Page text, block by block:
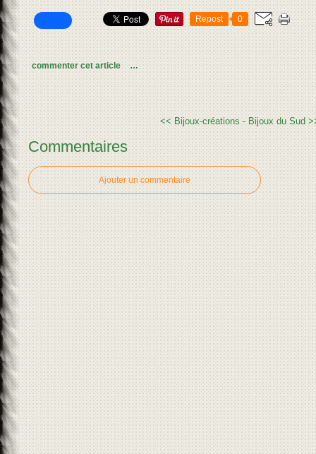
Repost 0
commenter cet article …
<< Bijoux-créations - Bijoux du Sud
Commentaires
Ajouter un commentaire